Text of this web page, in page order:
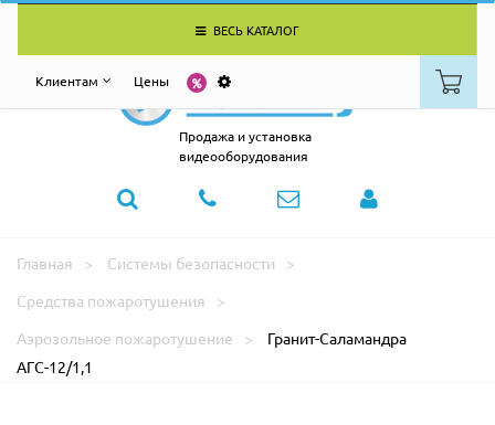
ВЕСЬ КАТАЛОГ
Клиентам Цены
Продажа и установка
видеооборудования
Главная
Системы безопасности
Средства пожаротушения
Аэрозольное пожаротушение
Гранит-Саламандра
АГС-12/1,1